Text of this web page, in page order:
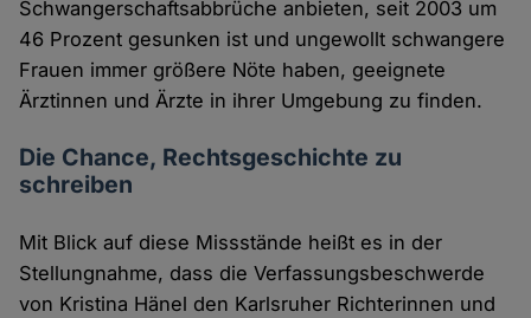
Schwangerschaftsabbrüche anbieten, seit 2003 um
46 Prozent gesunken ist und ungewollt schwangere
Frauen immer größere Nöte haben, geeignete
Ärztinnen und Ärzte in ihrer Umgebung zu finden.
Die Chance, Rechtsgeschichte zu
schreiben
Mit Blick auf diese Missstände heißt es in der
Stellungnahme, dass die Verfassungsbeschwerde
von Kristina Hänel den Karlsruher Richterinnen und